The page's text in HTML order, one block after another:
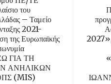
του
– Ταμείο
2021-
της Ευρωπαϊκής
ΓΙΑ ΤΗ
ΑΝΗΛΙΚΩΝ
(MIS)
2027»,